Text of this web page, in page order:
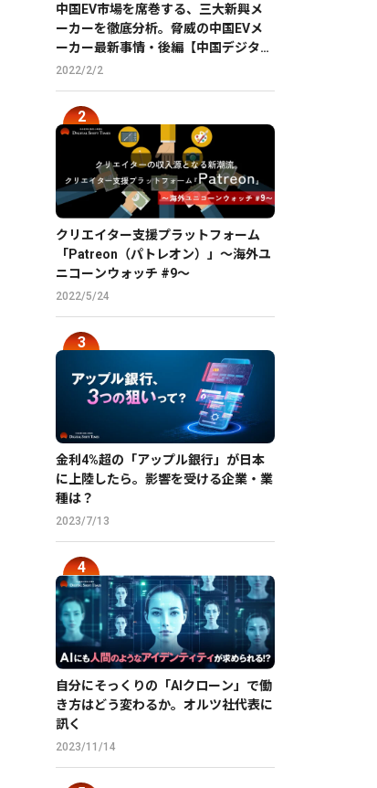
中国EV市場を席巻する、三大新興メ
ーカーを徹底分析。脅威の中国EVメ
ーカー最新事情・後編【中国デジタル
企業最前線】
2022/2/2
クリエイター支援プラットフォーム
「Patreon（パトレオン）」〜海外ユ
ニコーンウォッチ #9〜
2022/5/24
金利4%超の「アップル銀行」が日本
に上陸したら。影響を受ける企業・業
種は？
2023/7/13
自分にそっくりの「AIクローン」で働
き方はどう変わるか。オルツ社代表に
訊く
2023/11/14